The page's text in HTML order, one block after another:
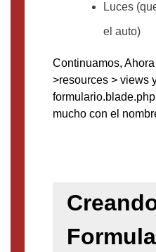
Luces
el auto)
Continuamos,
>resources > views
mucho con el